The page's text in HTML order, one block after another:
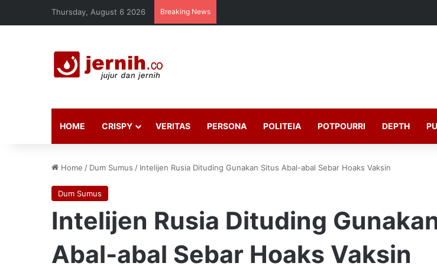
Thursday, August 6 2026 Breaking News
HOME CRISPY VERITAS PERSONA POLITEIA POTPOURRI DEPTH
Home / Dum Sumus / Intelijen Rusia Dituding Gunakan Situs Abal-abal Sebar Hoaks Vaksin
Dum Sumus
Intelijen Rusia Dituding
Abal-abal Sebar Hoaks Vaksin